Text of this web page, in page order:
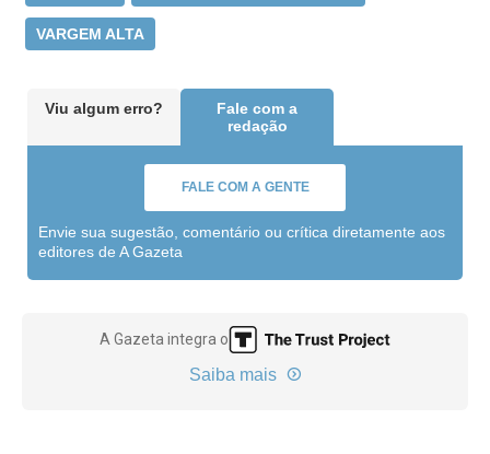
VARGEM ALTA
Viu algum erro?
Fale com a
redação
FALE COM A GENTE
Envie sua sugestão, comentário ou crítica diretamente aos
editores de A Gazeta
A Gazeta integra o
Saiba mais